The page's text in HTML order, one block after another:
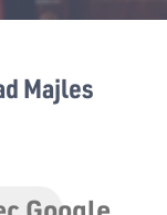
Majles